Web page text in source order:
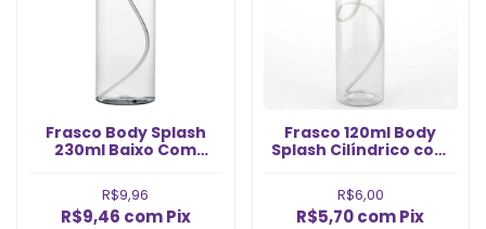
Frasco Body Splash
230ml Baixo Com
24/410 (Un)
R$9,96
R$9,46 com Pix
Frasco 120ml Body
Splash Cilíndrico com
(Un)
R$6,00
R$5,70comPix